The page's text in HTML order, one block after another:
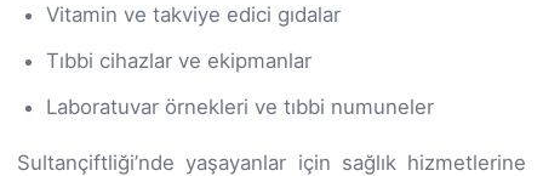
Vitamin ve takviye edici gıdalar
Tıbbi cihazlar ve ekipmanlar
Laboratuvar örnekleri ve tıbbi numuneler
Sultançiftliği’nde yaşayanlar için sağlık hizmetlerine